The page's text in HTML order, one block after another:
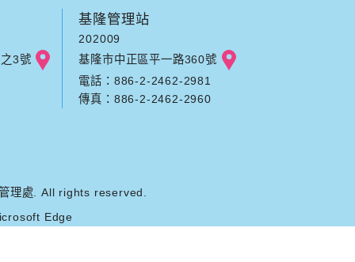
3號
基隆管理站
202009
基隆市中正區平一路360號
電話：886-2-2462-2981
傳真：886-2-2462-2960
理處. All rights reserved.
Edge